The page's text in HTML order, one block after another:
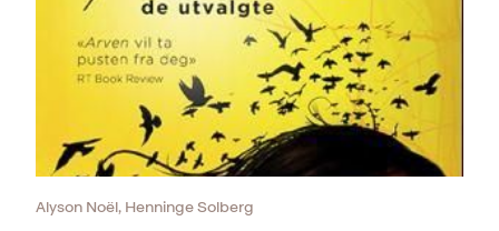
Alyson Noël, Henninge Solberg